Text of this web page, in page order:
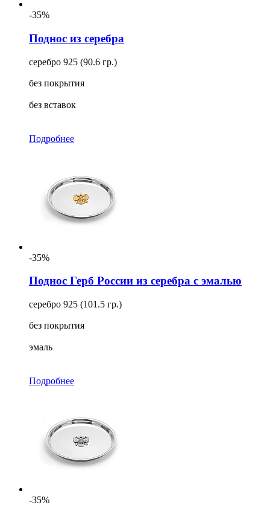
-35%
Поднос из серебра
серебро 925 (90.6 гр.)
без покрытия
без вставок
Подробнее
-35%
Поднос Герб России из серебра с эмалью
серебро 925 (101.5 гр.)
без покрытия
эмаль
Подробнее
-35%